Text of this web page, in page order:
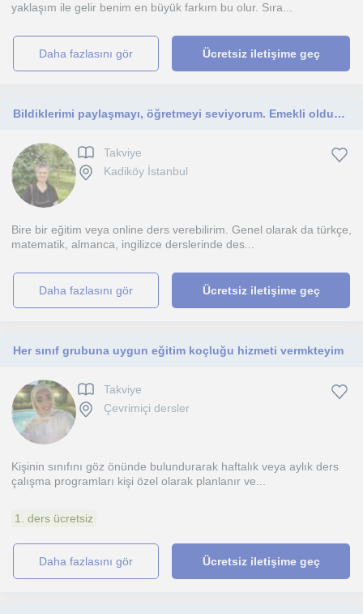
yaklaşım ile gelir benim en büyük farkım bu olur. Sıra...
daha fazlasını gör Ücretsiz iletişime geç
Bildiklerimi paylaşmayı, öğretmeyi seviyorum. Emekli olduktan sonra Boncukörme Takı Tasarımı konusunda Usta Öğretici belgesi aldım
Takviye
Kadiköy İstanbul
Bire bir eğitim veya online ders verebilirim. Genel olarak da türkçe,
matematik, almanca, ingilizce derslerinde des...
daha fazlasını gör Ücretsiz iletişime geç
Her sınıf grubuna uygun eğitim koçluğu hizmeti vermkteyim
Takviye
Çevrimiçi dersler
Kişinin sınıfını göz önünde bulundurarak haftalık veya aylık ders
çalışma programları kişi özel olarak planlanır ve...
1. ders ücretsiz
daha fazlasını gör Ücretsiz iletişime geç